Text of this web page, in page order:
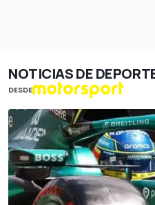
NOTICIAS DE
DESDE